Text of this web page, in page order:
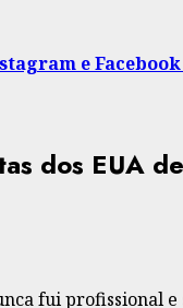
e
dos EUA
fui profissional